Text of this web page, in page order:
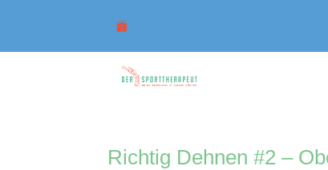
Richtig Dehnen #2 –